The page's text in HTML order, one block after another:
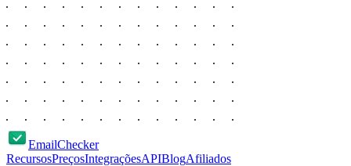
EmailChecker
RecursosPreçosIntegraçõesAPIBlogAfiliados